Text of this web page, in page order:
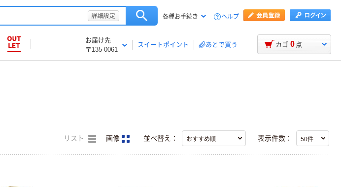
詳細設定 各種お手続き ヘルプ
お届け先
〒135-0061
スイートポイント あとで買う カゴ 0 点
リスト 画像 並べ替え： 表示件数：